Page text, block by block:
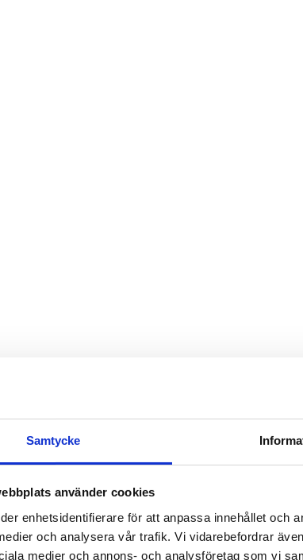
Samtycke
använder cookies
enhetsidentifierare för att anpassa innehållet och
och analysera vår trafik. Vi vidarebefordrar
medier och annons- och analysföretag som vi